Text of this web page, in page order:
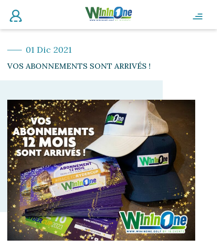
01 Dic 2021
VOS ABONNEMENTS SONT ARRIVÉS !